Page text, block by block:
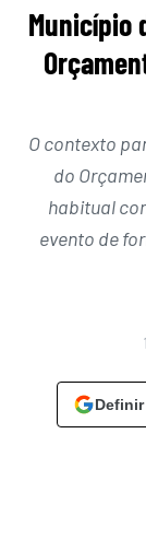
Município
O contexto
do
habitual
evento de